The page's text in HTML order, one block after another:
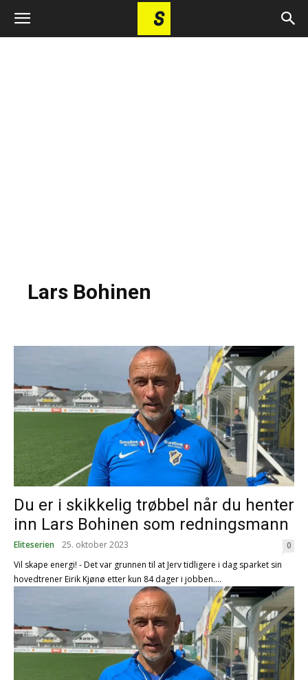
Lars Bohinen
Du er i skikkelig trøbbel når du henter
inn Lars Bohinen som redningsmann
Eliteserien 25. oktober 2023
0
Vil skape energi! - Det var grunnen til at Jerv tidligere i dag sparket sin
hovedtrener Eirik Kjønø etter kun 84 dager i jobben....